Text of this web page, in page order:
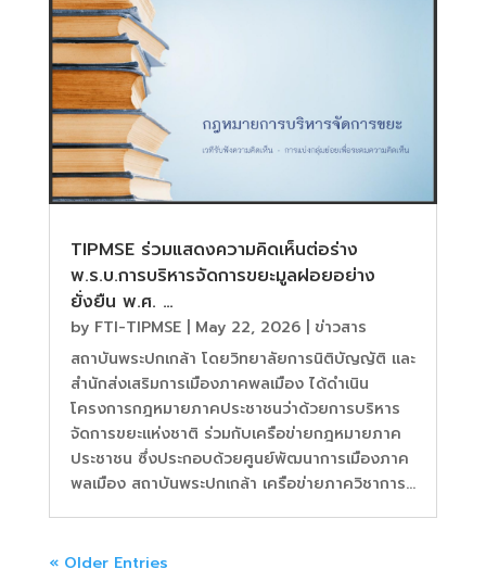
TIPMSE ร่วมแสดงความคิดเห็นต่อร่าง
พ.ร.บ.การบริหารจัดการขยะมูลฝอยอย่าง
ยั่งยืน พ.ศ. …
by FTI-TIPMSE| May 22, 2026| ข่าวสาร
สถาบันพระปกเกล้า โดยวิทยาลัยการนิติบัญญัติ และ
สำนักส่งเสริมการเมืองภาคพลเมือง ได้ดำเนิน
โครงการกฎหมายภาคประชาชนว่าด้วยการบริหาร
จัดการขยะแห่งชาติ ร่วมกับเครือข่ายกฎหมายภาค
ประชาชน ซึ่งประกอบด้วยศูนย์พัฒนาการเมืองภาค
พลเมือง สถาบันพระปกเกล้า เครือข่ายภาควิชาการ...
« Older Entries